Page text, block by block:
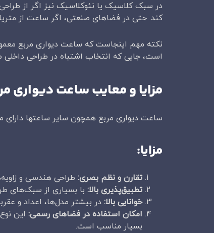
در سبک کلاسیک یا نئوکلاسیک نیز اگر از
کند. حتی در فضاهای صنعتی، اگر ساعت از
نکته مهم اینجاست که ساعت دیواری مربع
است، جایی که انتخاب اشتباه در طراحی داخلی
مزایا و معایب ساعت دیواری
ساعت دیواری مربع همچون سایر ساعتها دارای
مزایا:
تقارن و نظم بصری: طراحی هندسی و
تطبیق‌پذیری بالا: با بسیاری از سبک‌های
خوانایی بالا: در بیشتر مدل‌ها، اعداد و
امکان استفاده در فضاهای رسمی: این
بسیار مناسب است.